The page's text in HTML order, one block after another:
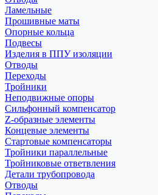
Ламельные
Прошивные маты
Опорные кольца
Подвесы
Изделия в ППУ изоляции
Отводы
Переходы
Тройники
Неподвижные опоры
Cильфонный компенсатор
Z-образные элементы
Концевые элементы
Стартовые компенсаторы
Тройники параллельные
Тройниковые ответвления
Детали трубопровода
Отводы